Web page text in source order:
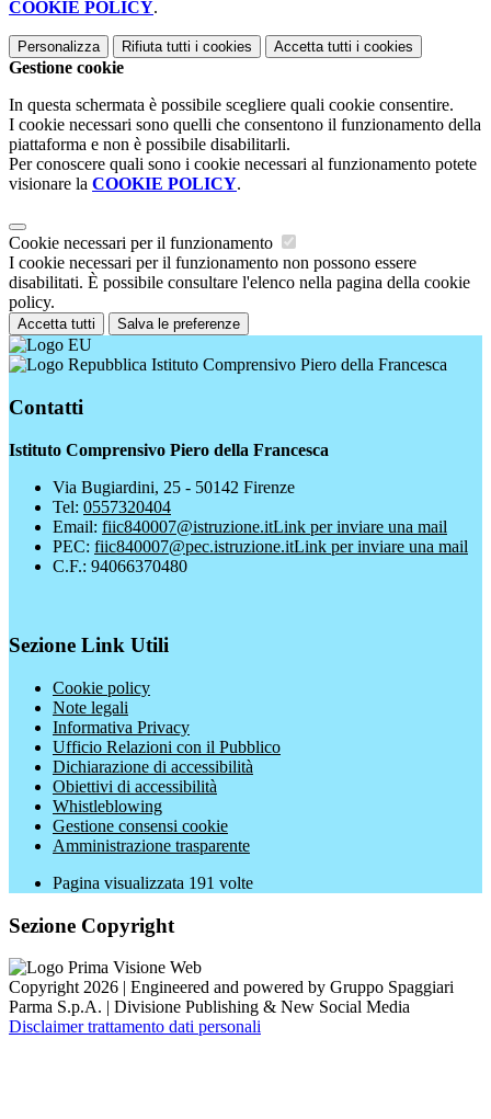
COOKIE POLICY.
Personalizza Rifiuta tutti i cookies Accetta tutti i cookies
Gestione cookie
In questa schermata è possibile scegliere quali cookie consentire.
I cookie necessari sono quelli che consentono il funzionamento della
piattaforma e non è possibile disabilitarli.
Per conoscere quali sono i cookie necessari al funzionamento potete
visionare la COOKIE POLICY.
Cookie necessari per il funzionamento
I cookie necessari per il funzionamento non possono essere
disabilitati. È possibile consultare l'elenco nella pagina della cookie
policy.
Accetta tutti Salva le preferenze
Istituto Comprensivo Piero della Francesca
Contatti
Istituto Comprensivo Piero della Francesca
Via Bugiardini, 25 - 50142 Firenze
Tel: 0557320404
Email: fiic840007@istruzione.itLink per inviare una mail
PEC: fiic840007@pec.istruzione.itLink per inviare una mail
C.F.: 94066370480
Sezione Link Utili
Cookie policy
Note legali
Informativa Privacy
Ufficio Relazioni con il Pubblico
Dichiarazione di accessibilità
Obiettivi di accessibilità
Whistleblowing
Gestione consensi cookie
Amministrazione trasparente
Pagina visualizzata 191 volte
Sezione Copyright
Copyright 2026 | Engineered and powered by Gruppo Spaggiari
Parma S.p.A. | Divisione Publishing & New Social Media
Disclaimer trattamento dati personali